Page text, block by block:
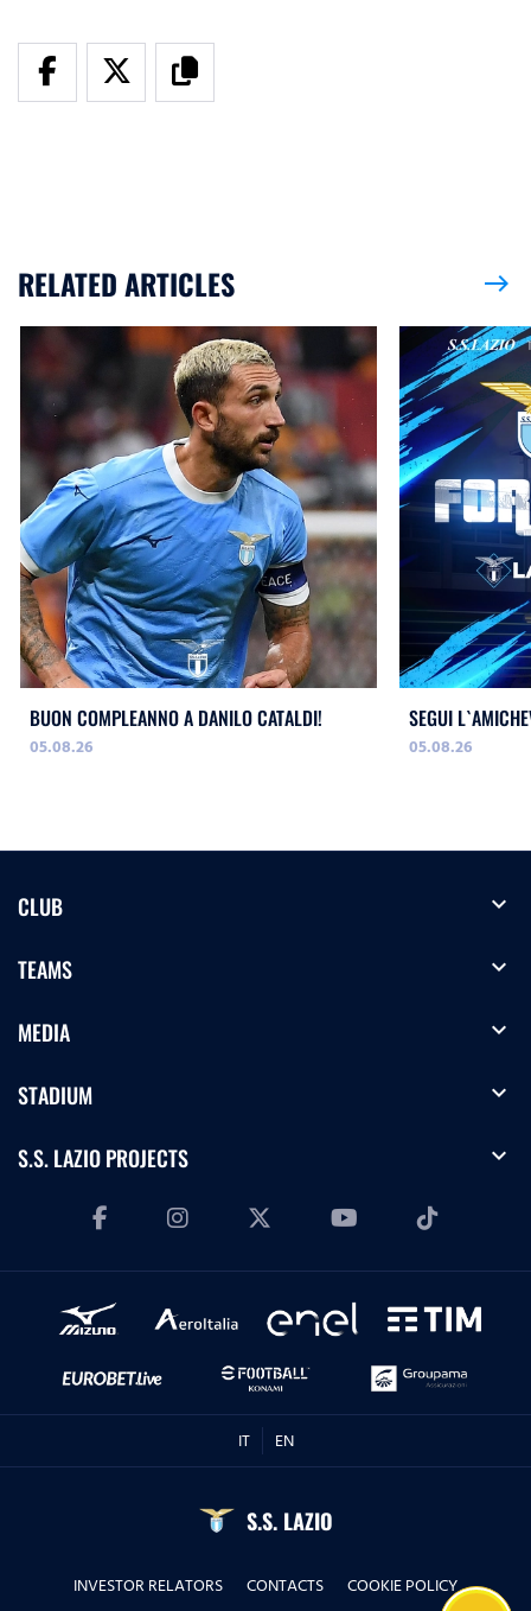
RELATED ARTICLES east
BUON COMPLEANNO A DANILO CATALDI!
05.08.26
SEGUI
05.08.26
CLUB expand_more
TEAMS expand_more
MEDIA expand_more
STADIUM expand_more
S.S. LAZIO PROJECTS expand_more
IT EN
S.S. LAZIO
INVESTOR RELATORS CONTACTS COOKIE POLICY